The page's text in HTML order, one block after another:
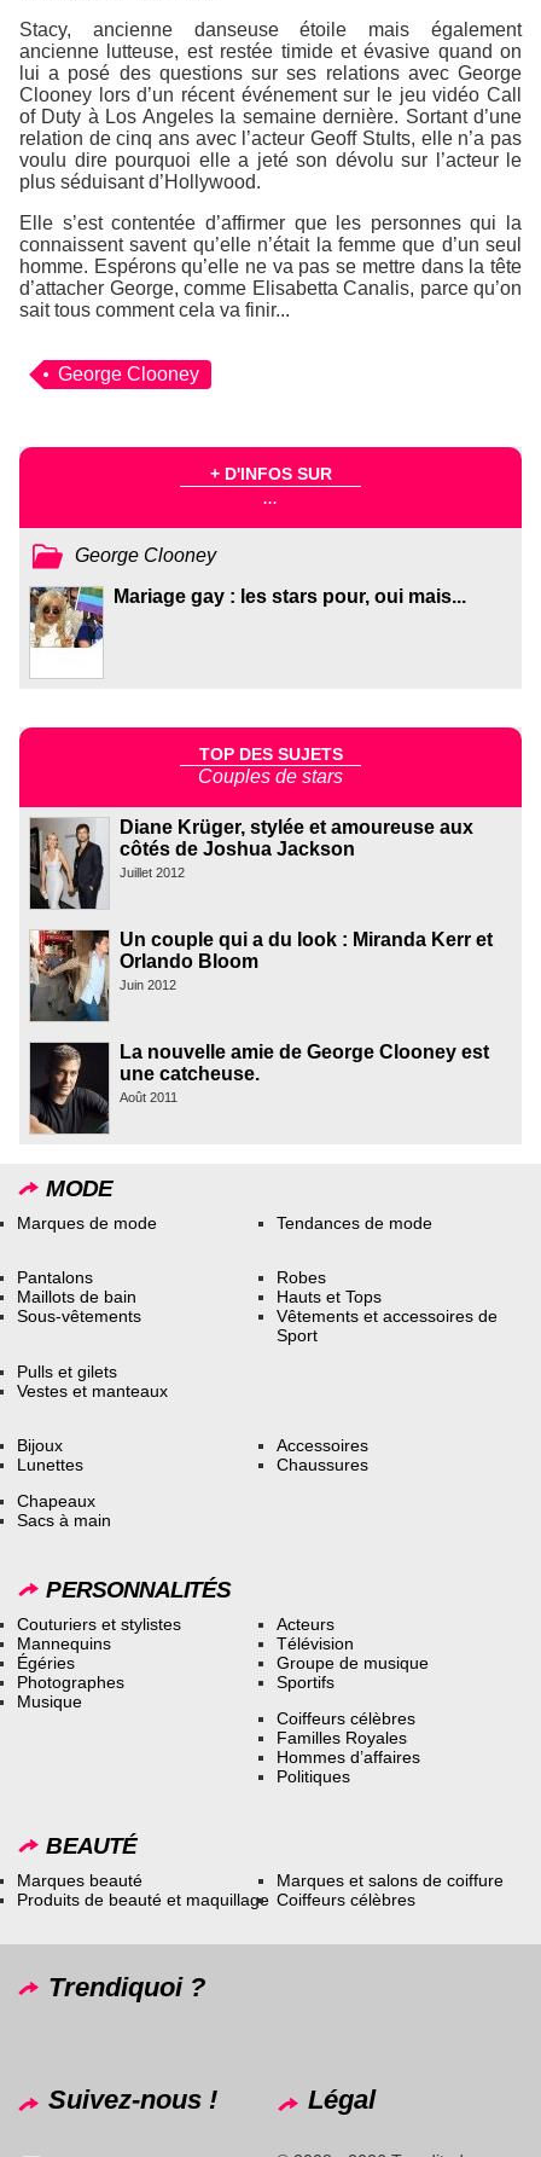
Stacy, ancienne danseuse étoile mais également
ancienne lutteuse, est restée timide et évasive quand on
lui a posé des questions sur ses relations avec George
Clooney lors d’un récent événement sur le jeu vidéo Call
of Duty à Los Angeles la semaine dernière. Sortant d’une
relation de cinq ans avec l’acteur Geoff Stults, elle n’a pas
voulu dire pourquoi elle a jeté son dévolu sur l’acteur le
plus séduisant d’Hollywood.
Elle s’est contentée d’affirmer que les personnes qui la
connaissent savent qu’elle n’était la femme que d’un seul
homme. Espérons qu’elle ne va pas se mettre dans la tête
d’attacher George, comme Elisabetta Canalis, parce qu’on
sait tous comment cela va finir...
George Clooney
+ D'INFOS SUR
...
George Clooney
Mariage gay : les stars pour, oui mais...
TOP DES SUJETS
Couples de stars
Diane Krüger, stylée et amoureuse aux
côtés de Joshua Jackson
Juillet 2012
Un couple qui a du look : Miranda Kerr et
Orlando Bloom
Juin 2012
La nouvelle amie de George Clooney est
une catcheuse.
Août 2011
MODE
Marques de mode Tendances de mode
Pantalons
Maillots de bain
Sous-vêtements
Robes
Hauts et Tops
Vêtements et accessoires de
Sport
Pulls et gilets
Vestes et manteaux
Bijoux
Lunettes
Accessoires
Chaussures
Chapeaux
Sacs à main
PERSONNALITÉS
Couturiers et stylistes
Mannequins
Égéries
Photographes
Musique
Acteurs
Télévision
Groupe de musique
Sportifs
Coiffeurs célèbres
Familles Royales
Hommes d’affaires
Politiques
BEAUTÉ
Marques beauté
Produits de beauté et maquillage
Marques et salons de coiffure
Coiffeurs célèbres
Trendiquoi ?
Suivez-nous ! Légal